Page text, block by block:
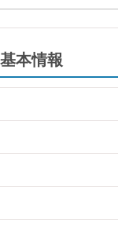
本情報